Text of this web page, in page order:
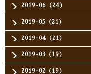
2019-06（24）
2019-05（21）
2019-04（21）
2019-03（19）
2019-02（19）